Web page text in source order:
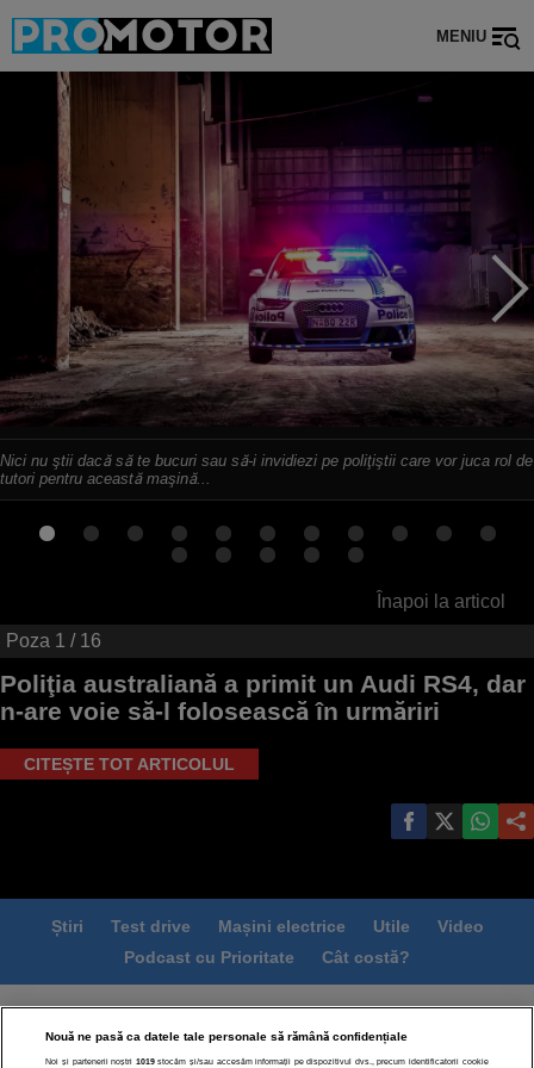
MENIU
Nici nu ştii dacă să te bucuri sau să-i invidiezi pe poliţiştii care vor juca rol de
tutori pentru această maşină...
Înapoi la articol
Poza 1 / 16
Poliţia australiană a primit un Audi RS4, dar
n-are voie să-l folosească în urmăriri
CITEȘTE TOT ARTICOLUL
Știri Test drive Mașini electrice Utile
Video
Podcast cu Prioritate
Cât costă?
Termeni si conditii
Politica de confidentialitate
Politica de cookies
Echipa editorială
Nouă ne pasă ca datele tale personale să rămână confidențiale
Noi și partenerii noștri 1019stocăm și/sau accesăm informații pe dispozitivul dvs., precum identificatorii cookie